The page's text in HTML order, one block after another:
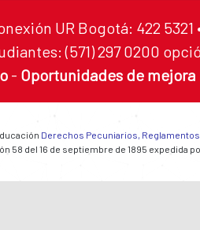
UR Bogotá: 422 5321
(571) 297 0200
- Oportunidades de mejora
Derechos Pecuniarios,
58 del 16 de septiembre de 1895 expedida